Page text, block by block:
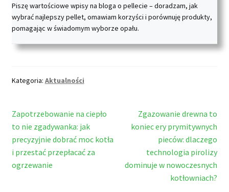
Piszę wartościowe wpisy na bloga o pellecie – doradzam, jak
wybrać najlepszy pellet, omawiam korzyści i porównuję produkty,
pomagając w świadomym wyborze opału.
Kategoria: Aktualności
Nawigacja
wpisu
Poprzedni
wpis:
Zapotrzebowanie na ciepło
to nie zgadywanka: jak
precyzyjnie dobrać moc kotła
i przestać przepłacać za
ogrzewanie
Następny
wpis:
Zgazowanie drewna to
koniec ery prymitywnych
pieców: dlaczego
technologia pirolizy
dominuje w nowoczesnych
kotłowniach?